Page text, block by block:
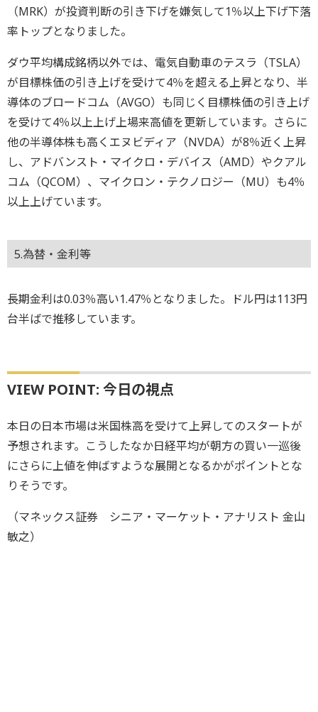
（MRK）が投資判断の引き下げを嫌気して1％以上下げ下落
率トップとなりました。
ダウ平均構成銘柄以外では、電気自動車のテスラ（TSLA）
が目標株価の引き上げを受けて4％を超える上昇となり、半
導体のブロードコム（AVGO）も同じく目標株価の引き上げ
を受けて4％以上上げ上場来高値を更新しています。さらに
他の半導体株も高くエヌビディア（NVDA）が8％近く上昇
し、アドバンスト・マイクロ・デバイス（AMD）やクアル
コム（QCOM）、マイクロン・テクノロジー（MU）も4％
以上上げています。
5.為替・金利等
長期金利は0.03％高い1.47％となりました。ドル円は113円
台半ばで推移しています。
VIEW POINT: 今日の視点
本日の日本市場は米国株高を受けて上昇してのスタートが
予想されます。こうしたなか日経平均が朝方の買い一巡後
にさらに上値を伸ばすような展開となるかがポイントとな
りそうです。
（マネックス証券 シニア・マーケット・アナリスト 金山
敏之）